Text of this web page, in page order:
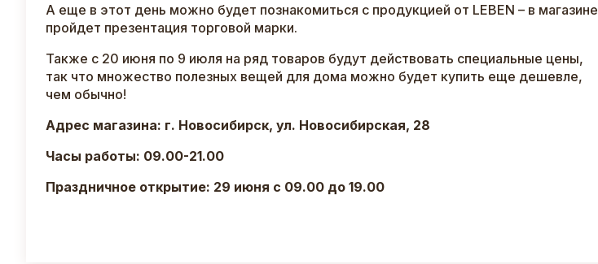
А еще в этот день можно будет познакомиться с продукцией от LEBEN – в магазине
пройдет презентация торговой марки.
Также с 20 июня по 9 июля на ряд товаров будут действовать специальные цены,
так что множество полезных вещей для дома можно будет купить еще дешевле,
чем обычно!
Адрес магазина: г. Новосибирск, ул. Новосибирская, 28
Часы работы: 09.00-21.00
Праздничное открытие: 29 июня с 09.00 до 19.00